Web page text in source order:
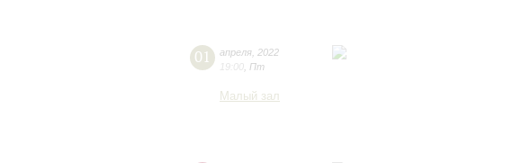
01 апреля 2022
19:00 Пт
Малый зал